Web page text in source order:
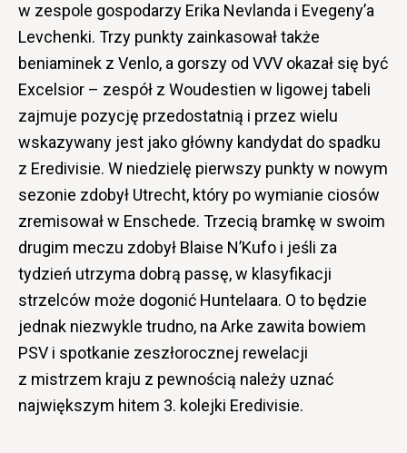
w zespole gospodarzy Erika Nevlanda i Evegeny’a
Levchenki. Trzy punkty zainkasował także
beniaminek z Venlo, a gorszy od VVV okazał się być
Excelsior – zespół z Woudestien w ligowej tabeli
zajmuje pozycję przedostatnią i przez wielu
wskazywany jest jako główny kandydat do spadku
z Eredivisie. W niedzielę pierwszy punkty w nowym
sezonie zdobył Utrecht, który po wymianie ciosów
zremisował w Enschede. Trzecią bramkę w swoim
drugim meczu zdobył Blaise N’Kufo i jeśli za
tydzień utrzyma dobrą passę, w klasyfikacji
strzelców może dogonić Huntelaara. O to będzie
jednak niezwykle trudno, na Arke zawita bowiem
PSV i spotkanie zeszłorocznej rewelacji
z mistrzem kraju z pewnością należy uznać
największym hitem 3. kolejki Eredivisie.